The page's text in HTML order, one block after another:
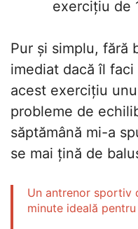
exercițiu de
Pur și simplu, fără
imediat dacă îl
acest exercițiu
probleme de
săptămână mi-a
se mai țină de
Un antrenor sportiv
minute ideală pentru